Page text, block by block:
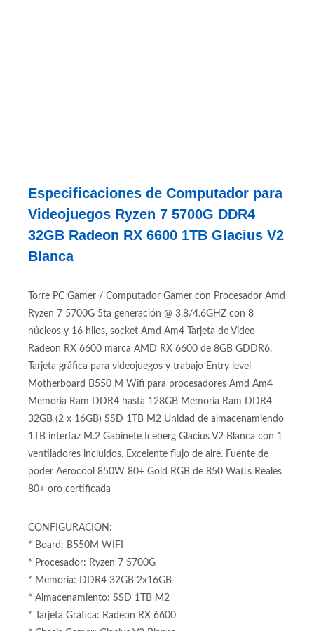
Especificaciones de Computador para
Videojuegos Ryzen 7 5700G DDR4
Blanca
Torre PC Gamer / Computador Gamer con Procesador Amd
Ryzen 7 5700G 5ta generación @ 3.8/4.6GHZ con 8
núcleos y 16 hilos, socket Amd Am4 Tarjeta de Video
Radeon RX 6600 marca AMD RX 6600 de 8GB GDDR6.
Tarjeta gráfica para videojuegos y trabajo Entry level
Motherboard B550 M Wifi para procesadores Amd Am4
Memoria Ram DDR4 hasta 128GB Memoria Ram DDR4
32GB (2 x 16GB) SSD 1TB M2 Unidad de almacenamiendo
1TB interfaz M.2 Gabinete Iceberg Glacius V2 Blanca con 1
poder Aerocool 850W 80+ Gold RGB de 850 Watts Reales
80+ oro certificada
CONFIGURACION:
* Board: B550M WIFI
* Procesador: Ryzen 7 5700G